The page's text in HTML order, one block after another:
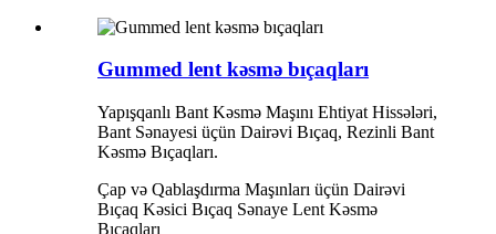
Gummed lent kəsmə bıçaqları
Yapışqanlı Bant Kəsmə Maşını Ehtiyat Hissələri,
Bant Sənayesi üçün Dairəvi Bıçaq, Rezinli Bant
Kəsmə Bıçaqları.
Çap və Qablaşdırma Maşınları üçün Dairəvi
Bıçaq Kəsici Bıçaq Sənaye Lent Kəsmə
Bıçaqları